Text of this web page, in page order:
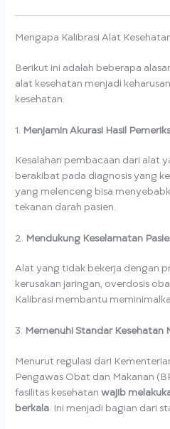
Mengapa Kalibrasi Alat
Berikut ini adalah beberapa
alat kesehatan menjadi
kesehatan:
1. Menjamin Akurasi Hasil
Kesalahan pembacaan dari alat
berakibat pada diagnosis yang
yang melenceng bisa
tekanan darah pasien.
2. Mendukung Keselamatan
Alat yang tidak bekerja dengan
kerusakan jaringan, overdosis
Kalibrasi membantu
3. Memenuhi Standar Kesehatan
Menurut regulasi dari
Pengawas Obat dan Makanan
fasilitas kesehatanwajib
berkala. Ini menjadi bagian dari